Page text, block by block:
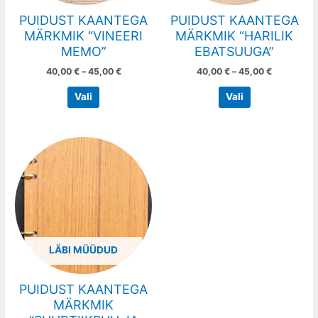
PUIDUST KAANTEGA
MÄRKMIK “VINEERI
MEMO”
40,00 € – 45,00 €
Vali
chosen
on
the
page
PUIDUST KAANTEGA
MÄRKMIK “HARILIK
EBATSUUGA”
40,00€ – 45,00€
Vali
chosen
on
the
page
LÄBI MÜÜDUD
PUIDUST KAANTEGA
MÄRKMIK
range:
40,00 €
through
45,00 €
This
product
variants.
options
may
be
chosen
on